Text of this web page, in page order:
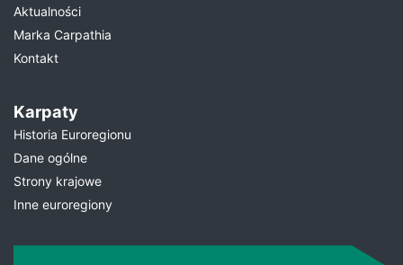
Aktualności
Marka Carpathia
Kontakt
Karpaty
Historia Euroregionu
Dane ogólne
Strony krajowe
Inne euroregiony